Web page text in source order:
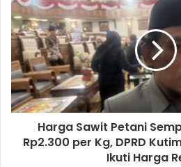
Harga Sawit Petani
Rp2.300 per Kg, DPRD
Ikuti Harga